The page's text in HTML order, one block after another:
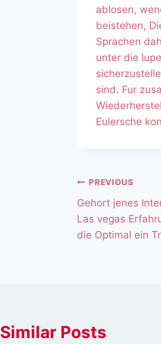
ablosen,
beistehen,
Sprachen
unter die
sind. Fur
Eulersche
PREVIOUS
Gehort jenes
Las vegas
die Optimal ein
Similar Posts